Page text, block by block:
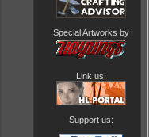
Special Artworks by
Link us:
Support us: